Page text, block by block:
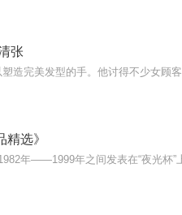
张
选》